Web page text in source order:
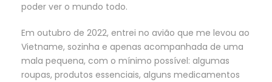
poder ver o mundo todo.
Em outubro de 2022, entrei no avião que me levou ao
Vietname, sozinha e apenas acompanhada de uma
mala pequena, com o mínimo possível: algumas
roupas, produtos essenciais, alguns medicamentos